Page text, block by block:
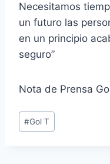
Necesitamos
un futuro las
en un principio
seguro”
Nota de Prensa
Etiquetas
de
#Gol T